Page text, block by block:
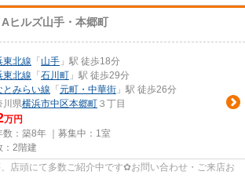
Aヒルズ山手・本郷町
東北線 「 山手 」駅 徒歩18分
東北線 「 石川町 」駅 徒歩29分
とみらい線 「 元町・中華街 」駅 徒歩26分
川県横浜市中区本郷町 ３丁目
万円
数：築8年 ｜募集中： 1室
：2階建
店頭にて多数ご紹介中です✿お問い合わせ・ご来店お